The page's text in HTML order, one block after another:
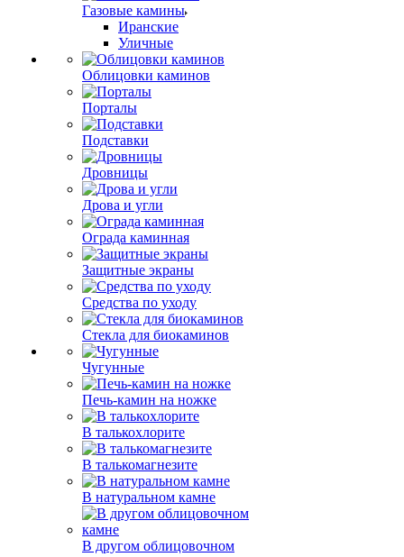
Газовые камины
Иранские
Уличные
Облицовки каминов
Порталы
Подставки
Дровницы
Дрова и угли
Ограда каминная
Защитные экраны
Средства по уходу
Стекла для биокаминов
Чугунные
Печь-камин на ножке
В талькохлорите
В талькомагнезите
В натуральном камне
В другом облицовочном